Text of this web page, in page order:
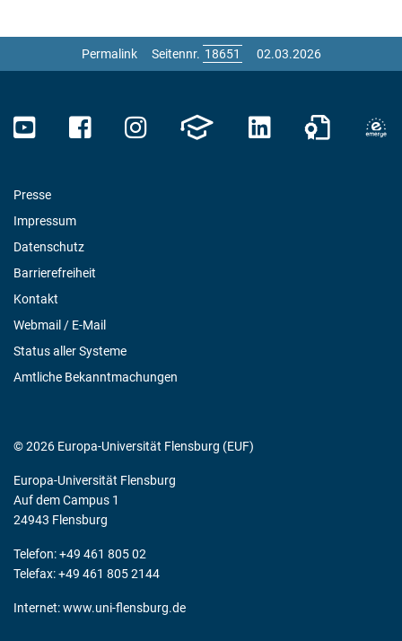
Permalink Seitennr. 02.03.2026
Presse
Impressum
Datenschutz
Barrierefreiheit
Kontakt
Webmail / E-Mail
Status aller Systeme
Amtliche Bekanntmachungen
© 2026 Europa-Universität Flensburg (EUF)
Europa-Universität Flensburg
Auf dem Campus 1
24943 Flensburg
Telefon: +49 461 805 02
Telefax: +49 461 805 2144
Internet:www.uni-flensburg.de